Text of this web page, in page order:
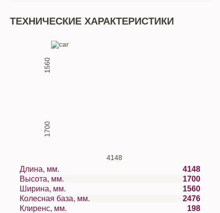
ТЕХНИЧЕСКИЕ ХАРАКТЕРИСТИКИ
4148
1700
1560
Длина, мм.
4148
Высота, мм.
1700
Ширина, мм.
1560
Колесная база, мм.
2476
Клиренс, мм.
198